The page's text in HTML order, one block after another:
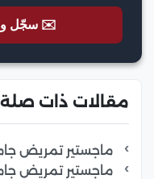
✉️ سجّل
مقالات ذات صلة
ماجستير تمريض
ماجستير تمريض